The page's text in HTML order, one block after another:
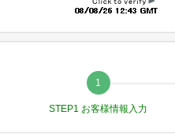
STEP1 お客様情報入力